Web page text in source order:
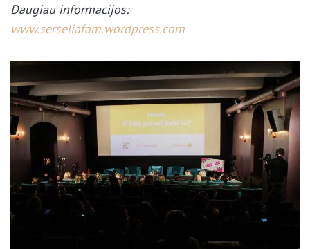
Daugiau informacijos:
www.serseliafam.wordpress.com